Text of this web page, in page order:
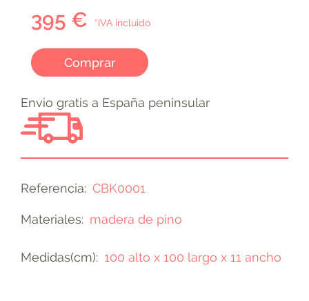
395 € *IVA incluido
Comprar
Envio gratis a España peninsular
Referencia CBK0001
Materiales madera de pino
Medidas(cm) 100 alto x 100 largo x 11 ancho